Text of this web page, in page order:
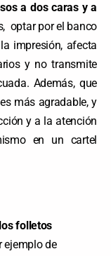
a dos caras y a
optar por el banco
impresión, afecta
y no transmite
Además, que
más agradable, y
y a la atención
en un cartel
folletos
ejemplo de